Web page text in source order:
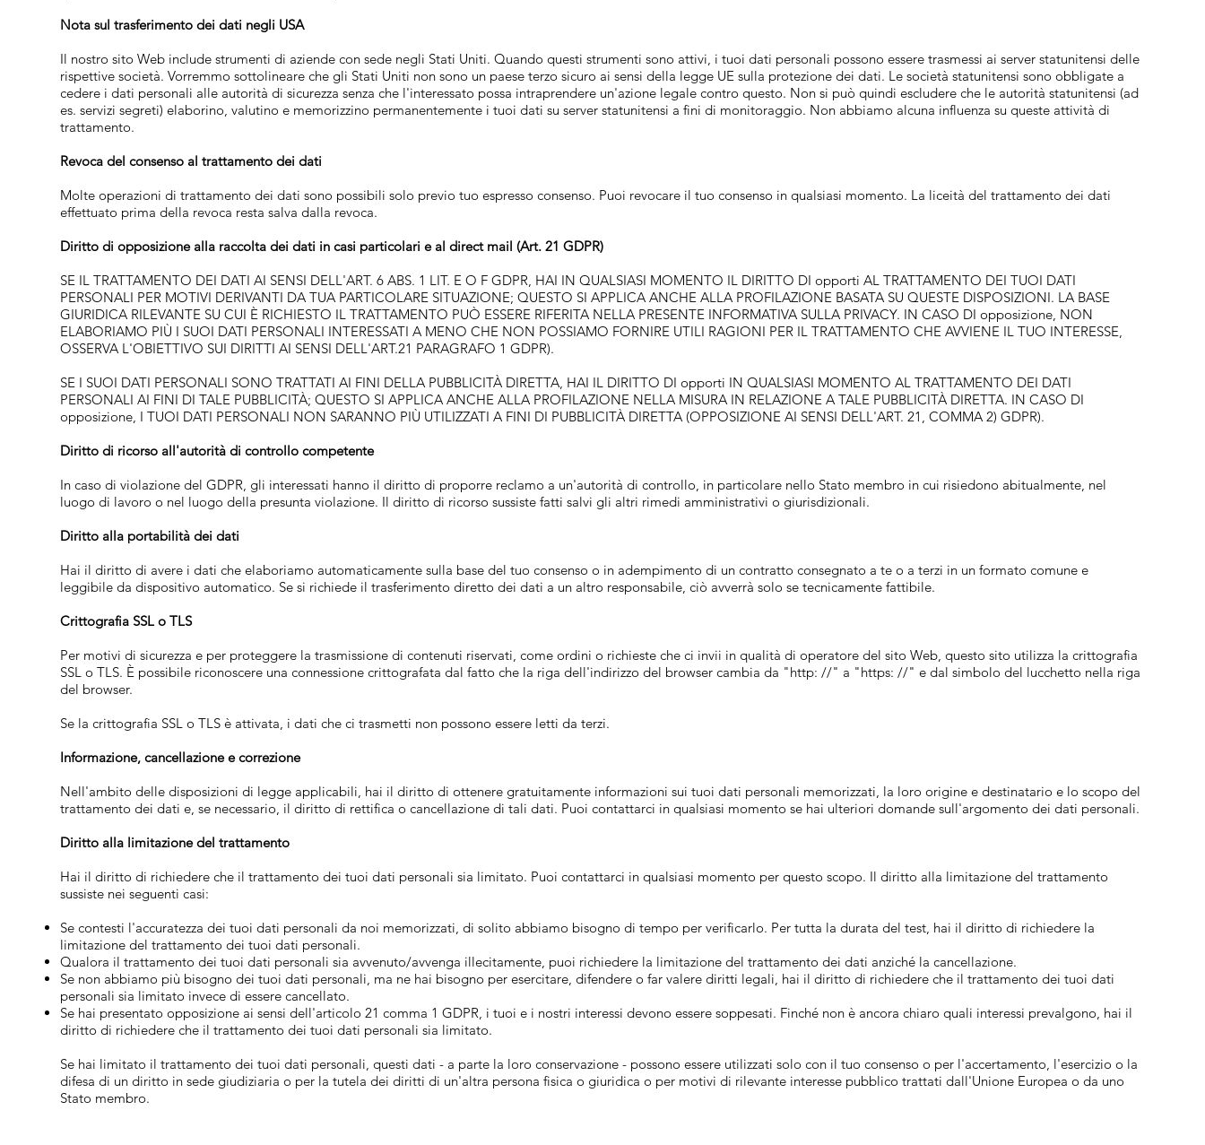
Nota sul trasferimento dei dati negli USA
Il nostro sito Web include strumenti di aziende con sede negli Stati Uniti. Quando questi strumenti sono attivi, i tuoi dati personali possono essere trasmessi ai server statunitensi delle
rispettive società. Vorremmo sottolineare che gli Stati Uniti non sono un paese terzo sicuro ai sensi della legge UE sulla protezione dei dati. Le società statunitensi sono obbligate a
cedere i dati personali alle autorità di sicurezza senza che l'interessato possa intraprendere un'azione legale contro questo. Non si può quindi escludere che le autorità statunitensi (ad
es. servizi segreti) elaborino, valutino e memorizzino permanentemente i tuoi dati su server statunitensi a fini di monitoraggio. Non abbiamo alcuna influenza su queste attività di
trattamento.
Revoca del consenso al trattamento dei dati
Molte operazioni di trattamento dei dati sono possibili solo previo tuo espresso consenso. Puoi revocare il tuo consenso in qualsiasi momento. La liceità del trattamento dei dati
effettuato prima della revoca resta salva dalla revoca.
Diritto di opposizione alla raccolta dei dati in casi particolari e al direct mail (Art. 21 GDPR)
SE IL TRATTAMENTO DEI DATI AI SENSI DELL'ART. 6 ABS. 1 LIT. E O F GDPR, HAI IN QUALSIASI MOMENTO IL DIRITTO DI opporti AL TRATTAMENTO DEI TUOI DATI
PERSONALI PER MOTIVI DERIVANTI DA TUA PARTICOLARE SITUAZIONE; QUESTO SI APPLICA ANCHE ALLA PROFILAZIONE BASATA SU QUESTE DISPOSIZIONI. LA BASE
GIURIDICA RILEVANTE SU CUI È RICHIESTO IL TRATTAMENTO PUÒ ESSERE RIFERITA NELLA PRESENTE INFORMATIVA SULLA PRIVACY. IN CASO DI opposizione, NON
ELABORIAMO PIÙ I SUOI DATI PERSONALI INTERESSATI A MENO CHE NON POSSIAMO FORNIRE UTILI RAGIONI PER IL TRATTAMENTO CHE AVVIENE IL TUO INTERESSE,
OSSERVA L'OBIETTIVO SUI DIRITTI AI SENSI DELL'ART.21 PARAGRAFO 1 GDPR).
SE I SUOI DATI PERSONALI SONO TRATTATI AI FINI DELLA PUBBLICITÀ DIRETTA, HAI IL DIRITTO DI opporti IN QUALSIASI MOMENTO AL TRATTAMENTO DEI DATI
PERSONALI AI FINI DI TALE PUBBLICITÀ; QUESTO SI APPLICA ANCHE ALLA PROFILAZIONE NELLA MISURA IN RELAZIONE A TALE PUBBLICITÀ DIRETTA. IN CASO DI
opposizione, I TUOI DATI PERSONALI NON SARANNO PIÙ UTILIZZATI A FINI DI PUBBLICITÀ DIRETTA (OPPOSIZIONE AI SENSI DELL'ART. 21, COMMA 2) GDPR).
Diritto di ricorso all'autorità di controllo competente
In caso di violazione del GDPR, gli interessati hanno il diritto di proporre reclamo a un'autorità di controllo, in particolare nello Stato membro in cui risiedono abitualmente, nel
luogo di lavoro o nel luogo della presunta violazione. Il diritto di ricorso sussiste fatti salvi gli altri rimedi amministrativi o giurisdizionali.
Diritto alla portabilità dei dati
Hai il diritto di avere i dati che elaboriamo automaticamente sulla base del tuo consenso o in adempimento di un contratto consegnato a te o a terzi in un formato comune e
leggibile da dispositivo automatico. Se si richiede il trasferimento diretto dei dati a un altro responsabile, ciò avverrà solo se tecnicamente fattibile.
Crittografia SSL o TLS
Per motivi di sicurezza e per proteggere la trasmissione di contenuti riservati, come ordini o richieste che ci invii in qualità di operatore del sito Web, questo sito utilizza la crittografia
SSL o TLS. È possibile riconoscere una connessione crittografata dal fatto che la riga dell'indirizzo del browser cambia da "http: //" a "https: //" e dal simbolo del lucchetto nella riga
del browser.
Se la crittografia SSL o TLS è attivata, i dati che ci trasmetti non possono essere letti da terzi.
Informazione, cancellazione e correzione
Nell'ambito delle disposizioni di legge applicabili, hai il diritto di ottenere gratuitamente informazioni sui tuoi dati personali memorizzati, la loro origine e destinatario e lo scopo del
trattamento dei dati e, se necessario, il diritto di rettifica o cancellazione di tali dati. Puoi contattarci in qualsiasi momento se hai ulteriori domande sull'argomento dei dati personali.
Diritto alla limitazione del trattamento
Hai il diritto di richiedere che il trattamento dei tuoi dati personali sia limitato. Puoi contattarci in qualsiasi momento per questo scopo. Il diritto alla limitazione del trattamento
sussiste nei seguenti casi:
Se contesti l'accuratezza dei tuoi dati personali da noi memorizzati, di solito abbiamo bisogno di tempo per verificarlo. Per tutta la durata del test, hai il diritto di richiedere la
limitazione del trattamento dei tuoi dati personali.
Qualora il trattamento dei tuoi dati personali sia avvenuto/avvenga illecitamente, puoi richiedere la limitazione del trattamento dei dati anziché la cancellazione.
Se non abbiamo più bisogno dei tuoi dati personali, ma ne hai bisogno per esercitare, difendere o far valere diritti legali, hai il diritto di richiedere che il trattamento dei tuoi dati
personali sia limitato invece di essere cancellato.
Se hai presentato opposizione ai sensi dell'articolo 21 comma 1 GDPR, i tuoi e i nostri interessi devono essere soppesati. Finché non è ancora chiaro quali interessi prevalgono, hai il
diritto di richiedere che il trattamento dei tuoi dati personali sia limitato.
Se hai limitato il trattamento dei tuoi dati personali, questi dati - a parte la loro conservazione - possono essere utilizzati solo con il tuo consenso o per l'accertamento, l'esercizio o la
difesa di un diritto in sede giudiziaria o per la tutela dei diritti di un'altra persona fisica o giuridica o per motivi di rilevante interesse pubblico trattati dall'Unione Europea o da uno
Stato membro.